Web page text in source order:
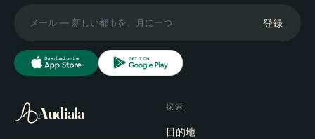
登録
Audiala 探索
目的地